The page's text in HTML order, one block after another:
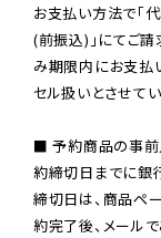
お支払い方法で「
(前振込)」にてご請
み期限内にお支払
セル扱いとさせてい
■ 予約商品の事前
約締切日までに銀
締切日は、商品ペ
約完了後、メール